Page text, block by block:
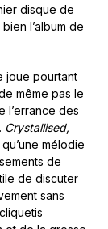
disque de
l’album de
joue pourtant
même pas le
l’errance des
Crystallised,
mélodie
de
de discuter
sans